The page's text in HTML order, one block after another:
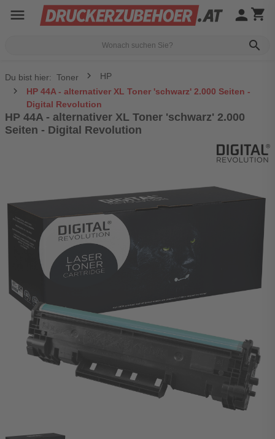
menu
search
person shopping_cart
Du bist hier: Toner
HP
HP 44A - alternativer XL Toner 'schwarz' 2.000 Seiten -
Digital Revolution
HP 44A - alternativer XL Toner 'schwarz' 2.000
Seiten - Digital Revolution